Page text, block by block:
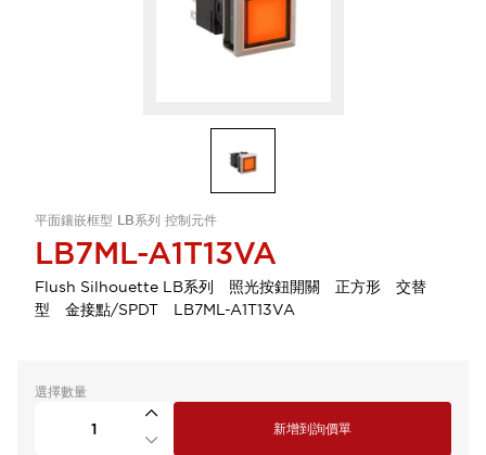
平面鑲嵌框型 LB系列 控制元件
LB7ML-A1T13VA
Flush Silhouette LB系列 照光按鈕開關 正方形 交替
型 金接點/SPDT LB7ML-A1T13VA
選擇數量
新增到詢價單